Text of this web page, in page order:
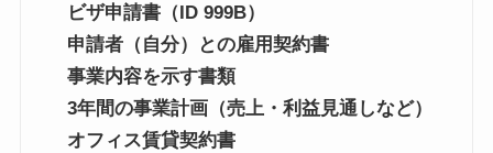
ビザ申請書（ID 999B）
申請者（自分）との雇用契約書
事業内容を示す書類
3年間の事業計画（売上・利益見通しなど）
オフィス賃貸契約書